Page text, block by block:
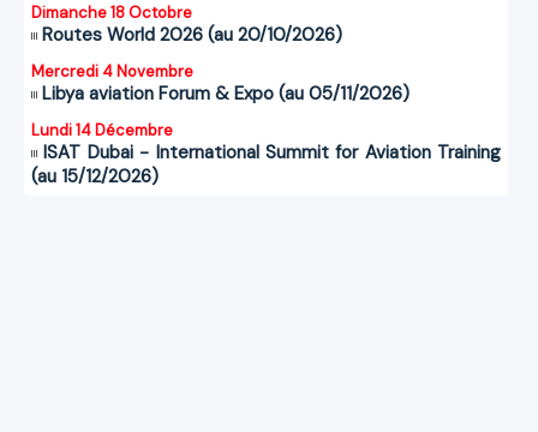
Dimanche 18 Octobre
Routes World 2026 (au 20/10/2026)
Mercredi 4 Novembre
Libya aviation Forum & Expo (au 05/11/2026)
Lundi 14 Décembre
ISAT Dubai - International Summit for Aviation Training
(au 15/12/2026)